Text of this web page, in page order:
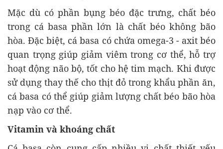
Mặc dù có phần bụng béo đặc trưng, chất béo
trong cá basa phần lớn là chất béo không bão
hòa. Đặc biệt, cá basa có chứa omega-3 - axit béo
quan trọng giúp giảm viêm trong cơ thể, hỗ trợ
hoạt động não bộ, tốt cho hệ tim mạch. Khi được
sử dụng thay thế cho thịt đỏ trong khẩu phần ăn,
cá basa có thể giúp giảm lượng chất béo bão hòa
nạp vào cơ thể.
Vitamin và khoáng chất